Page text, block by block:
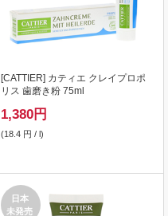
[CATTIER] カティエ クレイプロポ
リス 歯磨き粉 75ml
1,380円
(18.4 円 / l)
日本
未発売